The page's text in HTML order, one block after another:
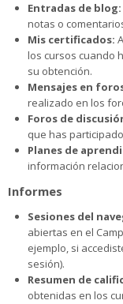
Entradas de blog:
notas o
Mis certificados:
los cursos cuando
su obtención.
Mensajes en
realizado en los
Foros de
que has
Planes de
información
Informes
Sesiones del
abiertas en el
ejemplo, si
sesión).
Resumen de
obtenidas en los